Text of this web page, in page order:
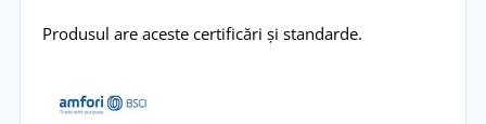
Produsul are aceste certificări și standarde.